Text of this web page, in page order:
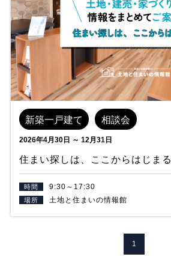
2026年4月30日 ～ 12月31日
新築一戸建て 相談会
住まい探しは、ここからはじまる
9:30～17:30
土地と住まいの情報館
1